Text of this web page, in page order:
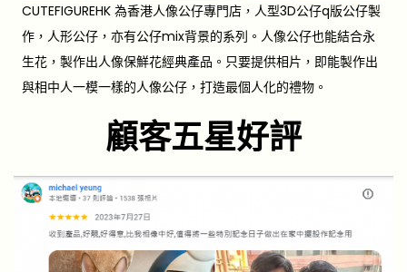
CUTEFIGUREHK 為香港人像公仔專門店，人型3D公仔q版公仔製
作，人形公仔，亦有公仔mix背景的系列。人像公仔也能結合永
生花，製作出人像保鮮花經典產品。只要提供相片，即能製作出
與相中人一模一樣的人像公仔，打造最個人化的禮物。
顧客五星好評